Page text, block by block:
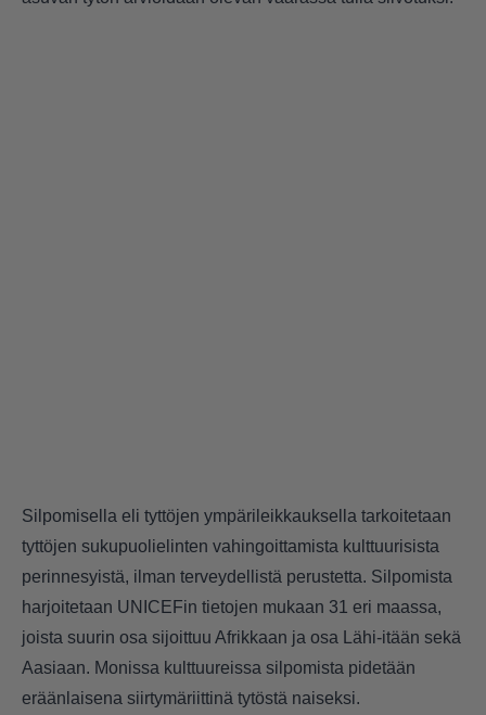
Silpomisella eli tyttöjen ympärileikkauksella tarkoitetaan
tyttöjen sukupuolielinten vahingoittamista kulttuurisista
perinnesyistä, ilman terveydellistä perustetta. Silpomista
harjoitetaan UNICEFin tietojen mukaan 31 eri maassa,
joista suurin osa sijoittuu Afrikkaan ja osa Lähi-itään sekä
Aasiaan. Monissa kulttuureissa silpomista pidetään
eräänlaisena siirtymäriittinä tytöstä naiseksi.